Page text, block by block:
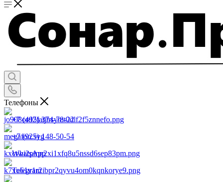
Телефоны
+7 (495) 374-78-22
+7 (925) 148-50-54
WhatsApp
Telegram